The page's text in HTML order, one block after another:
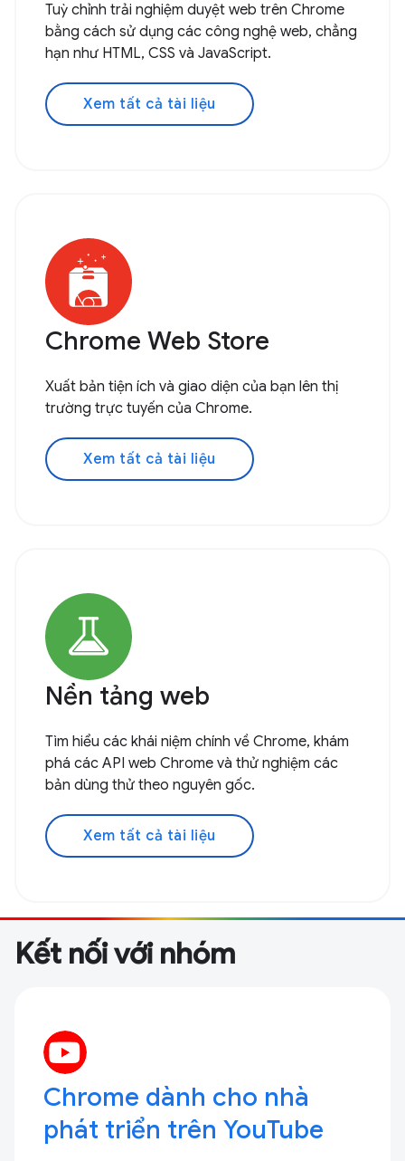
Tuỳ chỉnh trải nghiệm duyệt web trên Chrome
bằng cách sử dụng các công nghệ web, chẳng
hạn như HTML, CSS và JavaScript.
Xem tất cả tài liệu
Chrome Web Store
Xuất bản tiện ích và giao diện của bạn lên thị
trường trực tuyến của Chrome.
Xem tất cả tài liệu
Nền tảng web
Tìm hiểu các khái niệm chính về Chrome, khám
phá các API web Chrome và thử nghiệm các
bản dùng thử theo nguyên gốc.
Xem tất cả tài liệu
Kết nối với nhóm
Chrome dành cho nhà
phát triển trên YouTube